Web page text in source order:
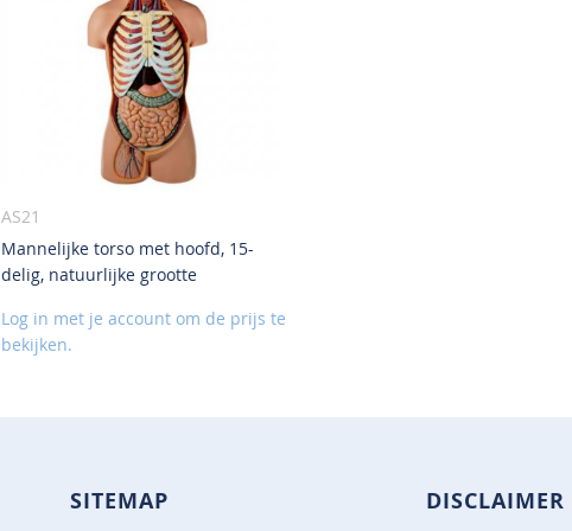
VOEG
TOE
VERLANGLIJST
AS21
Mannelijke torso met hoofd, 15-
delig, natuurlijke grootte
Log in met je account om de prijs te
bekijken.
SITEMAP DISCLAIMER